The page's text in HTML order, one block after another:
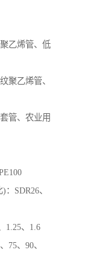
乙烯管、低
聚乙烯管、
管、农业用
SDR26、
1.25、1.6
75、90、